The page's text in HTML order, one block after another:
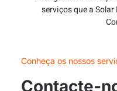
serviços que a Solar
Conheça os nossos
Contacte-